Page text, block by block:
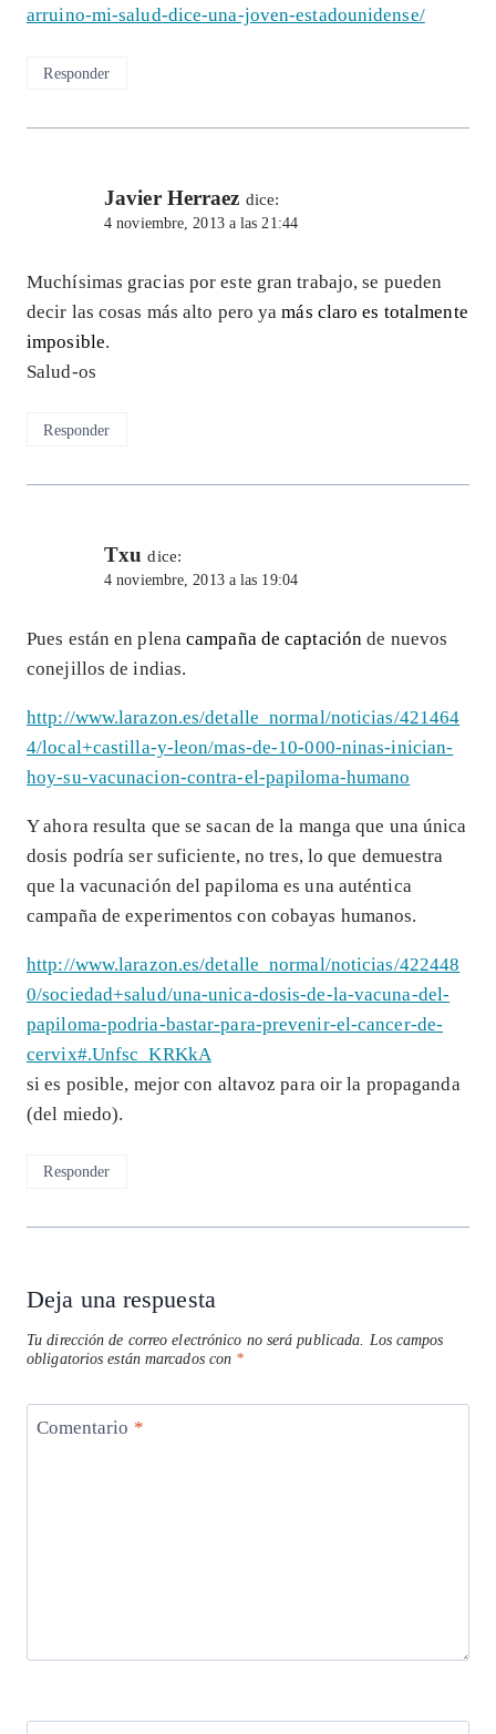
arruino-mi-salud-dice-una-joven-estadounidense/
Responder
Javier Herraez dice:
4 noviembre, 2013 a las 21:44
Muchísimas gracias por este gran trabajo, se pueden
decir las cosas más alto pero yamás claro es totalmente
imposible.
Salud-os
Responder
Txu dice:
4 noviembre, 2013 a las 19:04
Pues están en plenacampaña de captación de nuevos
conejillos de indias.
http://www.larazon.es/detalle_normal/noticias/421464
4/local+castilla-y-leon/mas-de-10-000-ninas-inician-
hoy-su-vacunacion-contra-el-papiloma-humano
Y ahora resulta que se sacan de la manga que una única
dosis podría ser suficiente, no tres, lo que demuestra
que la vacunación del papiloma es una auténtica
campaña de experimentos con cobayas humanos.
http://www.larazon.es/detalle_normal/noticias/422448
0/sociedad+salud/una-unica-dosis-de-la-vacuna-del-
papiloma-podria-bastar-para-prevenir-el-cancer-de-
cervix#.Unfsc_KRKkA
si es posible, mejor con altavoz para oir la propaganda
(del miedo).
Responder
Deja una respuesta
Tu dirección de correo electrónico no será publicada.
Los campos
obligatorios están marcados con *
Comentario *